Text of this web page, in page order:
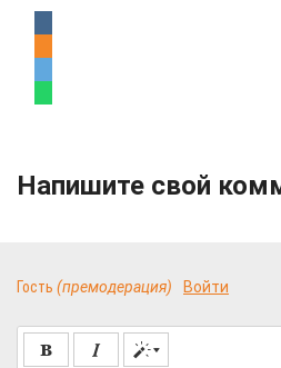
Напишите свой
Гость (премодерация) Войти